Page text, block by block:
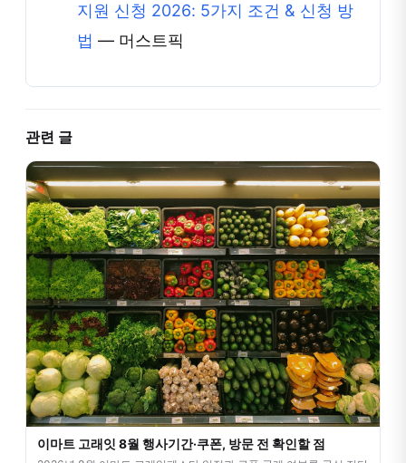
지원 신청 2026: 5가지 조건 & 신청 방
법 — 머스트픽
관련 글
이마트 고래잇 8월 행사기간·쿠폰, 방문 전 확인할 점